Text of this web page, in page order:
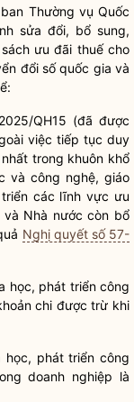
Thường vụ Quốc
sửa đổi, bổ sung,
ưu đãi thuế cho
đổi sốquốc gia và
QH15 (đã được
việc tiếp tục duy
trong khuôn khổ
và công nghệ, giáo
các lĩnh vực ưu
và Nhà nước còn bổ
Nghị quyết số 57-
học, phát triển công
chi được trừ khi
học, phát triển công
doanh nghiệp là